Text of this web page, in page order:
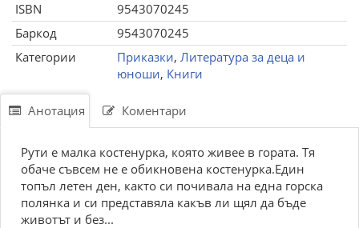
ISBN
9543070245
Баркод
9543070245
Категории
Приказки, Литература за деца и
юноши, Книги
Анотация Коментари
Рути е малка костенурка, която живее в гората. Тя
обаче съвсем не е обикновена костенурка.Един
топъл летен ден, както си почивала на една горска
полянка и си представяла какъв ли щял да бъде
животът и без...